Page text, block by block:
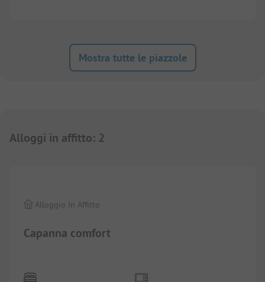
Mostra tutte le piazzole
Alloggi in affitto: 2
Capanna comfort
Alloggio In Affitto